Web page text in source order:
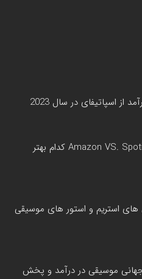
اسپاتیفای در سال 2023
آمازون یا اسپاتیفای: Amazon VS. Spotify کدام بهتر
استریم و استور های موسیقی
موسیقی در درآمد و پخش